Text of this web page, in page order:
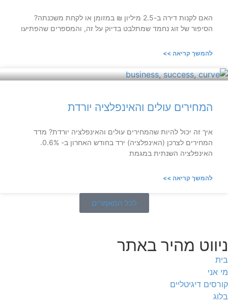
האם לקנות דירה ב-2.5 מיליון ₪ במזומן או לקחת משכנתה?
הסיפור של זוג נחמד שמתלבט בדיוק על זה, והמספרים שהפתיעו
להמשך קריאה >>
המחירים עולים והאינפלציה יורדת
איך זה יכול להיות שהמחירים עולים והאינפלציה יורדת? מדד
המחירים לצרכן (האינפלציה) ירד בחודש האחרון ב- 0.6%.
האינפלציה השנתית במגמת
להמשך קריאה >>
לכל המאמרים
ניווט מהיר באתר
בית
מי אני
קורסים דיגיטליים
בלוג